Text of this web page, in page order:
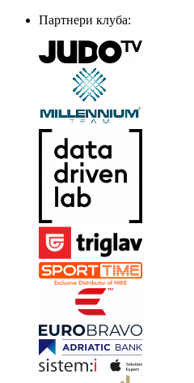
Партнери клуба: